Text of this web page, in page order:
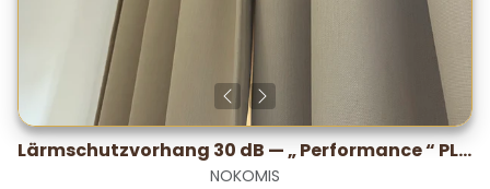
Lärmschutzvorhang 30 dB — „ Performance “ PLUS, im Labor getestet
NOKOMIS